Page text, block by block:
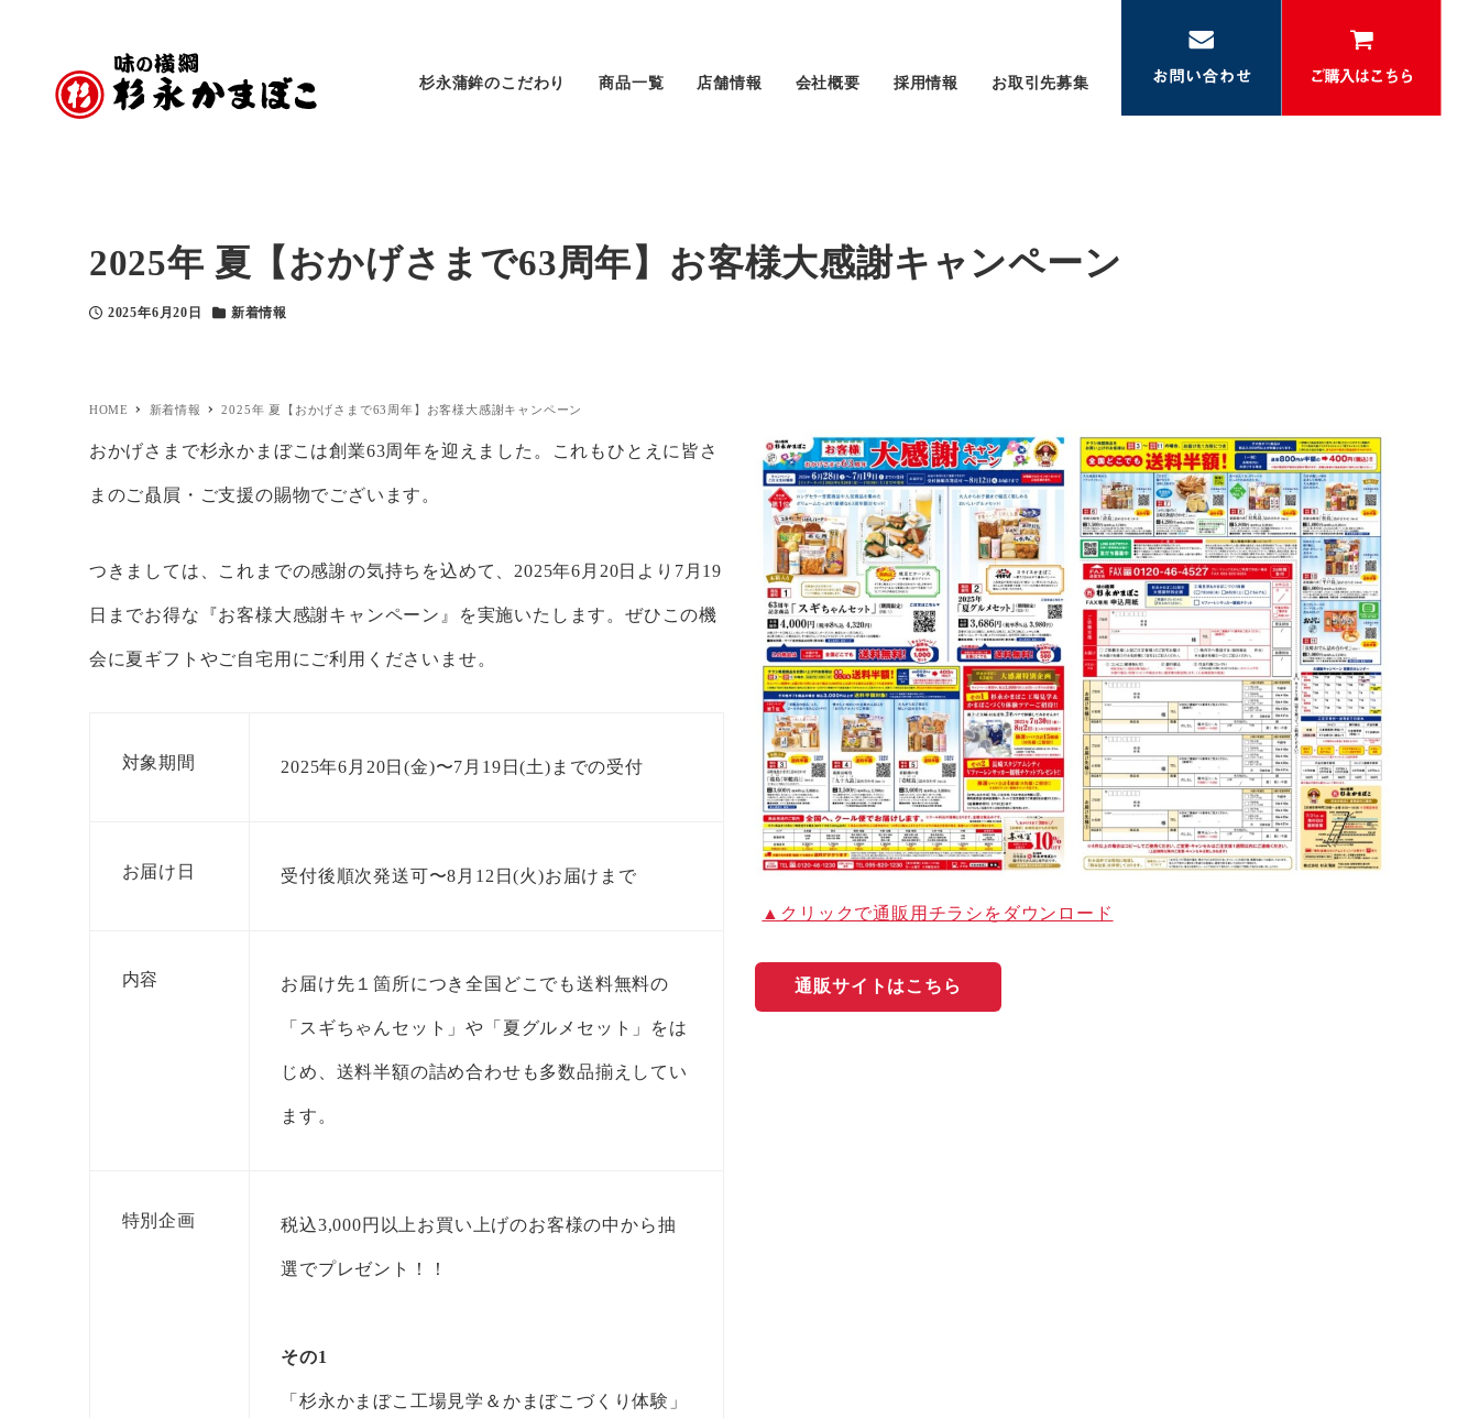
杉永蒲鉾のこだわり 商品一覧 店舗情報 会社概要 採用情報 お取引先募集
2025年 夏【おかげさまで63周年】お客様大感謝キャンペーン
投稿日
2025年6月20日
カテゴリー
新着情報
HOME 新着情報 2025年 夏【おかげさまで63周年】お客様大感謝キャンペーン
おかげさまで杉永かまぼこは創業63周年を迎えました。これもひとえに皆さ
まのご贔屓・ご支援の賜物でございます。
つきましては、これまでの感謝の気持ちを込めて、2025年6月20日より7月19
日までお得な『お客様大感謝キャンペーン』を実施いたします。ぜひこの機
会に夏ギフトやご自宅用にご利用くださいませ。
対象期間 2025年6月20日(金)〜7月19日(土)までの受付
お届け日 受付後順次発送可〜8月12日(火)お届けまで
内容 お届け先１箇所につき全国どこでも送料無料の
「スギちゃんセット」や「夏グルメセット」をは
じめ、送料半額の詰め合わせも多数品揃えしてい
ます。
特別企画 税込3,000円以上お買い上げのお客様の中から抽
選でプレゼント！！
その1
「杉永かまぼこ工場見学＆かまぼこづくり体験」
▲クリックで通販用チラシをダウンロード
通販サイトはこちら